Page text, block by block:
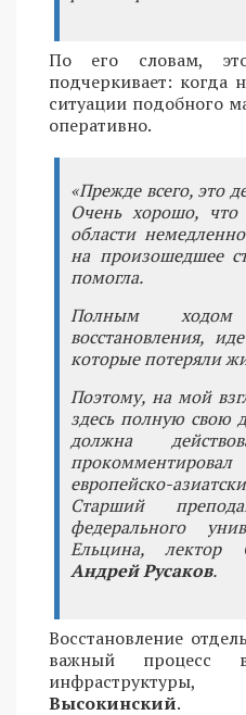
По его словам,
подчеркивает: когда
ситуации подобного
оперативно.
«Прежде всего, это
Очень хорошо,
области
на произошедшее
помогла.
Полным
восстановления,
которые потеряли
Поэтому, на мой
здесь полную свою
должна
европейско-
Старший
федерального
Ельцина, лектор
Андрей Русаков.
Восстановление
важный процесс
Высокинский.